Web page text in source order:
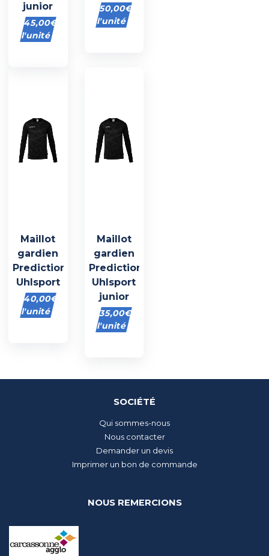
junior
45,00€
l'unité
50,00€
l'unité
Maillot
gardien
Prediction
Uhlsport
40,00€
l'unité
Maillot
gardien
Prediction
Uhlsport
junior
35,00€
l'unité
SOCIÉTÉ
Qui sommes-nous
Nous contacter
Demander un devis
Imprimer un bon de commande
NOUS REMERCIONS